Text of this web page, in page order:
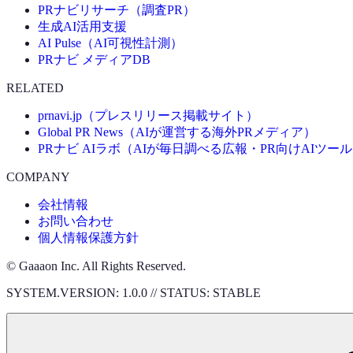
PRナビリサーチ（調査PR）
生成AI活用支援
AI Pulse（AI可視性計測）
PRナビ メディアDB
RELATED
prnavi.jp（プレスリリース掲載サイト）
Global PR News（AIが運営する海外PRメディア）
PRナビ AIラボ（AIが毎日調べる広報・PR向けAIツー
COMPANY
会社情報
お問い合わせ
個人情報保護方針
© Gaaaon Inc. All Rights Reserved.
SYSTEM.VERSION: 1.0.0 // STATUS: STABLE